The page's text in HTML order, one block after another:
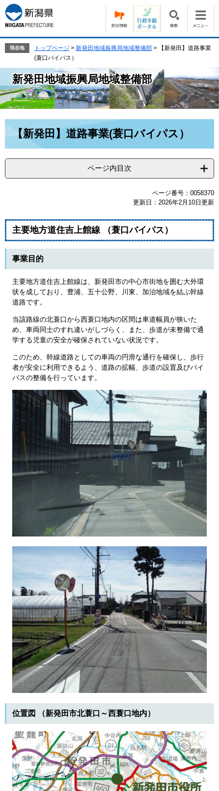
ー
ジ
の
で
す。
ニ
ュ
ー
ば
て
本
文
へ
現在地 トップページ > 新発田地域振興局地域整備部 >
【新発田】道路事業
(蓑口バイパス）
新発田地域振興局地域整備部
【新発田】道路事業(蓑口バイパス）
ページ内目次
ページ番号：0058370
更新日：2026年2月10日更新
主要地方道住吉上館線 （蓑口バイパス）
事業目的
主要地方道住吉上館線は、新発田市の中心市街地を囲む大外環
状を成しており、豊浦、五十公野、川東、加治地域を結ぶ幹線
道路です。
当該路線の北蓑口から西蓑口地内の区間は車道幅員が狭いた
め、車両同士のすれ違いがしづらく、また、歩道が未整備で通
学する児童の安全が確保されていない状況です。
このため、幹線道路としての車両の円滑な通行を確保し、歩行
者が安全に利用できるよう、道路の拡幅、歩道の設置及びバイ
パスの整備を行っています。
位置図 （新発田市北蓑口～西蓑口地内​）